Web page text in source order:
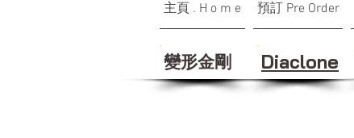
主頁 . H o m e 預訂 Pre Order
變形金剛 Diaclone